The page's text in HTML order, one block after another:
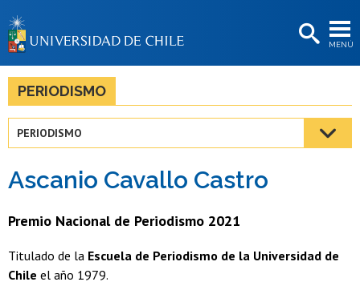
MENÚ
BIBLIOTECAS
Estudiantes
Académicas/os
Funcionarias/os
PERIODISMO
PERIODISMO
Ascanio Cavallo Castro
Premio Nacional de Periodismo 2021
Titulado de la Escuela de Periodismo de la Universidad de
Chile el año 1979.